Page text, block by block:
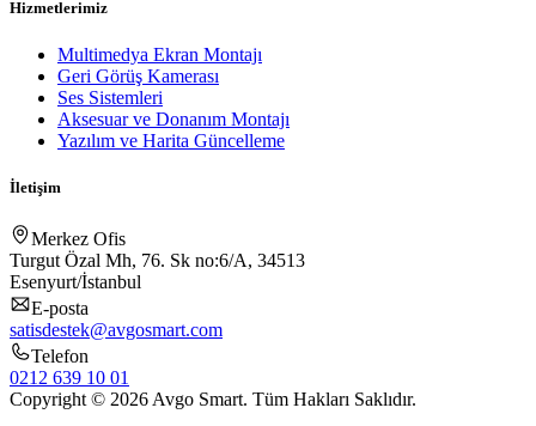
Hizmetlerimiz
Multimedya Ekran Montajı
Geri Görüş Kamerası
Ses Sistemleri
Aksesuar ve Donanım Montajı
Yazılım ve Harita Güncelleme
İletişim
Merkez Ofis
Turgut Özal Mh, 76. Sk no:6/A, 34513
Esenyurt/İstanbul
E-posta
satisdestek@avgosmart.com
Telefon
0212 639 10 01
Copyright © 2026 Avgo Smart. Tüm Hakları Saklıdır.